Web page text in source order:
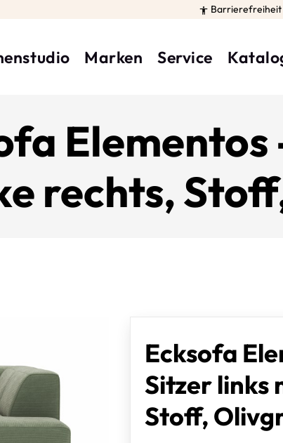
 Barrierefreiheit
Marken Service
rechts,
Ecksofa
Sitzer links
Stoff,